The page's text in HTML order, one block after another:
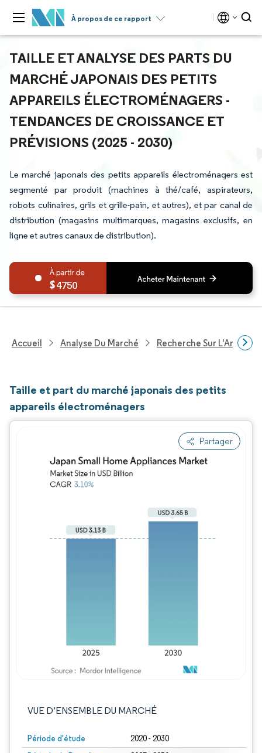
À propos de ce rapport
TAILLE ET ANALYSE DES PARTS DU
MARCHÉ JAPONAIS DES PETITS
APPAREILS ÉLECTROMÉNAGERS -
TENDANCES DE CROISSANCE ET
PRÉVISIONS (2025 - 2030)
Le marché japonais des petits appareils électroménagers est
segmenté par produit (machines à thé/café, aspirateurs,
robots culinaires, grils et grille-pain, et autres), et par canal de
distribution (magasins multimarques, magasins exclusifs, en
ligne et autres canaux de distribution).
4750
Accueil Analyse Du Marché Recherche Sur
Taille et part du marché japonais des petits
appareils électroménagers
Partager
VUE D’ENSEMBLE DU MARCHÉ
Période d'étude 2020 - 2030